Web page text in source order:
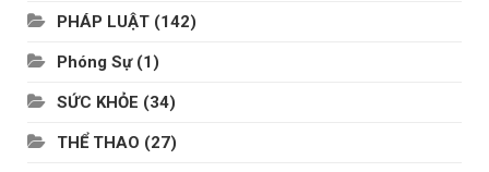
PHÁP LUẬT (142)
Phóng Sự(1)
SỨC KHỎE (34)
THỂ THAO (27)